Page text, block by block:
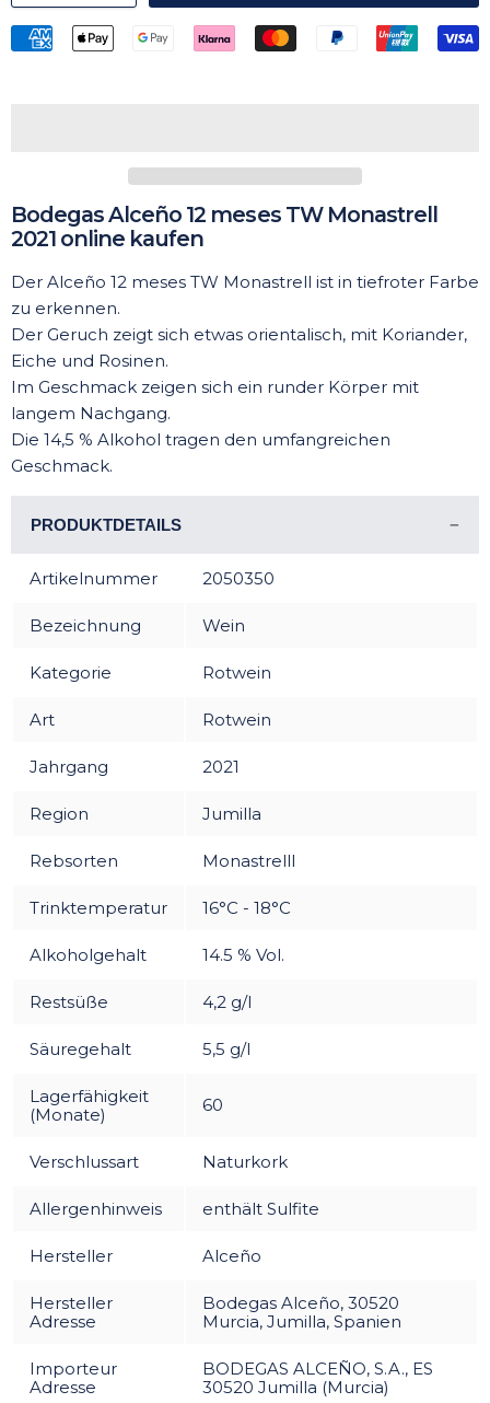
Bodegas Alceño 12 meses TW Monastrell
2021 online kaufen
Der Alceño 12 meses TW Monastrell ist in tiefroter Farbe
zu erkennen.
Der Geruch zeigt sich etwas orientalisch, mit Koriander,
Eiche und Rosinen.
Im Geschmack zeigen sich ein runder Körper mit
langem Nachgang.
Die 14,5 % Alkohol tragen den umfangreichen
Geschmack.
PRODUKTDETAILS
Artikelnummer 2050350
Bezeichnung Wein
Kategorie Rotwein
Art Rotwein
Jahrgang 2021
Region Jumilla
Rebsorten Monastrelll
Trinktemperatur 16°C - 18°C
Alkoholgehalt 14.5 % Vol.
Restsüße 4,2 g/l
Säuregehalt 5,5 g/l
Lagerfähigkeit
(Monate)
60
Verschlussart Naturkork
Allergenhinweis enthält Sulfite
Hersteller Alceño
Hersteller
Adresse
Bodegas Alceño, 30520
Murcia, Jumilla, Spanien
Importeur
Adresse
BODEGAS ALCEÑO, S.A., ES
30520 Jumilla (Murcia)